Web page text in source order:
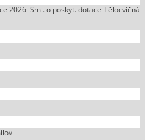
2026–Sml. o poskyt. dotace-Tělocvičná